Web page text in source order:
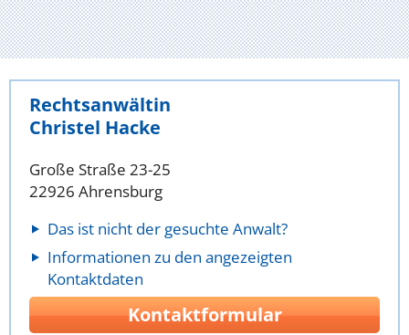
Rechtsanwältin
Christel Hacke
Große Straße 23-25
22926 Ahrensburg
Das ist nicht der gesuchte Anwalt?
Informationen zu den angezeigten
Kontaktdaten
Kontaktformular